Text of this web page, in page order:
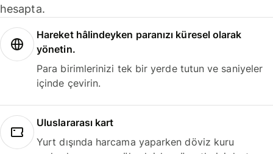
hesapta.
Hareket hâlindeyken paranızı küresel olarak
yönetin.
Para birimlerinizi tek bir yerde tutun ve saniyeler
içinde çevirin.
Uluslararası kart
Yurt dışında harcama yaparken döviz kuru